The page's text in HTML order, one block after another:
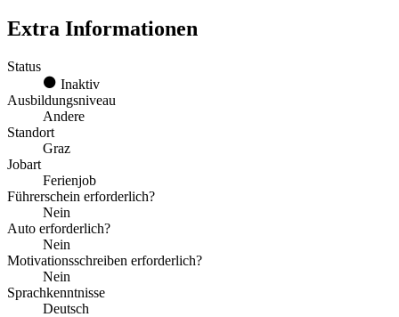
Extra Informationen
Status
Inaktiv
Ausbildungsniveau
Andere
Standort
Graz
Jobart
Ferienjob
Führerschein erforderlich?
Nein
Auto erforderlich?
Nein
Motivationsschreiben erforderlich?
Nein
Sprachkenntnisse
Deutsch